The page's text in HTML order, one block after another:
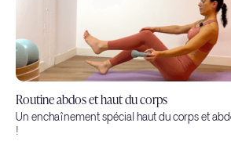
Routine abdos et haut du corps
Un enchaînement spécial haut du corps et
!